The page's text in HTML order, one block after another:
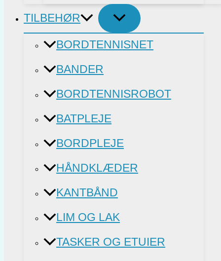
TILBEHØR
BORDTENNISNET
BANDER
BORDTENNISROBOT
BATPLEJE
BORDPLEJE
HÅNDKLÆDER
KANTBÅND
LIM OG LAK
TASKER OG ETUIER